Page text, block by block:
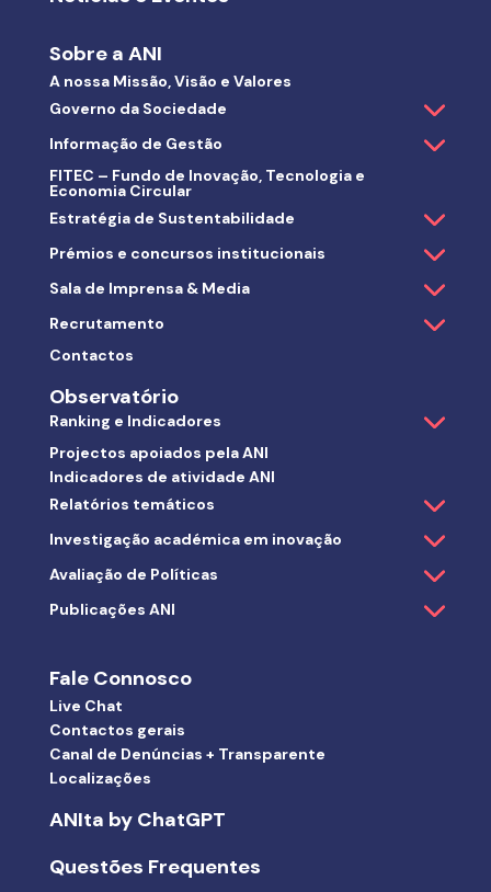
Sobre a ANI
A nossa Missão, Visão e Valores
Governo da Sociedade
Informação de Gestão
FITEC – Fundo de Inovação, Tecnologia e
Economia Circular
Estratégia de Sustentabilidade
Prémios e concursos institucionais
Sala de Imprensa & Media
Recrutamento
Contactos
Observatório
Ranking e Indicadores
Projectos apoiados pela ANI
Indicadores de atividade ANI
Relatórios temáticos
Investigação académica em inovação
Avaliação de Políticas
Publicações ANI
Fale Connosco
Live Chat
Contactos gerais
Canal de Denúncias + Transparente
Localizações
ANIta by ChatGPT
Questões Frequentes